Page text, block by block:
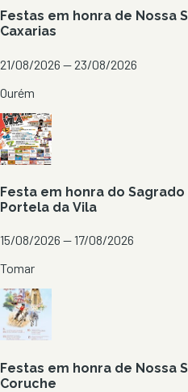
Festas em honra de Nossa
Caxarias
21/08/2026 — 23/08/2026
Ourém
Festa em honra do
Portela da Vila
15/08/2026 — 17/08/2026
Tomar
Festas em honra de Nossa
Coruche